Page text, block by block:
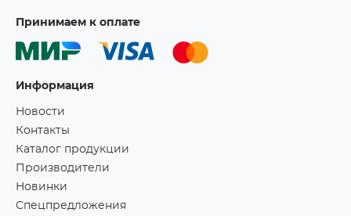
Принимаем к оплате
Информация
Новости
Контакты
Каталог продукции
Производители
Новинки
Спецпредложения